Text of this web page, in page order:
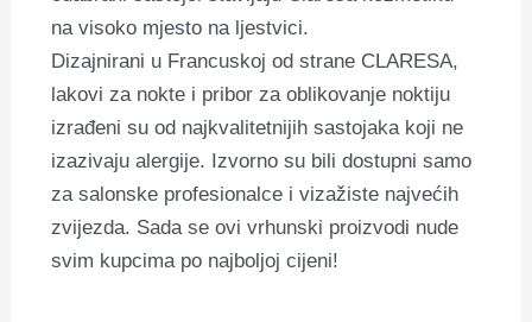
na visoko mjesto na ljestvici.
Dizajnirani u Francuskoj od strane CLARESA,
lakovi za nokte i pribor za oblikovanje noktiju
izrađeni su od najkvalitetnijih sastojaka koji ne
izazivaju alergije. Izvorno su bili dostupni samo
za salonske profesionalce i vizažiste najvećih
zvijezda. Sada se ovi vrhunski proizvodi nude
svim kupcima po najboljoj cijeni!